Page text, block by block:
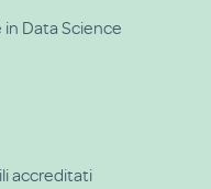
in Data Science
accreditati